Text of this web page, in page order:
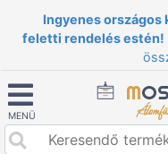
Ingyenes országos
feletti rendelés estén!
MENÜ
M